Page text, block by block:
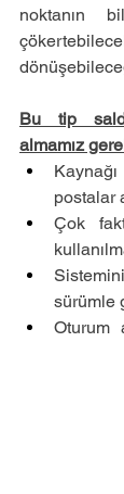
noktanın
Bu tip
almamız
postalar
Çok
sürümle
Oturum